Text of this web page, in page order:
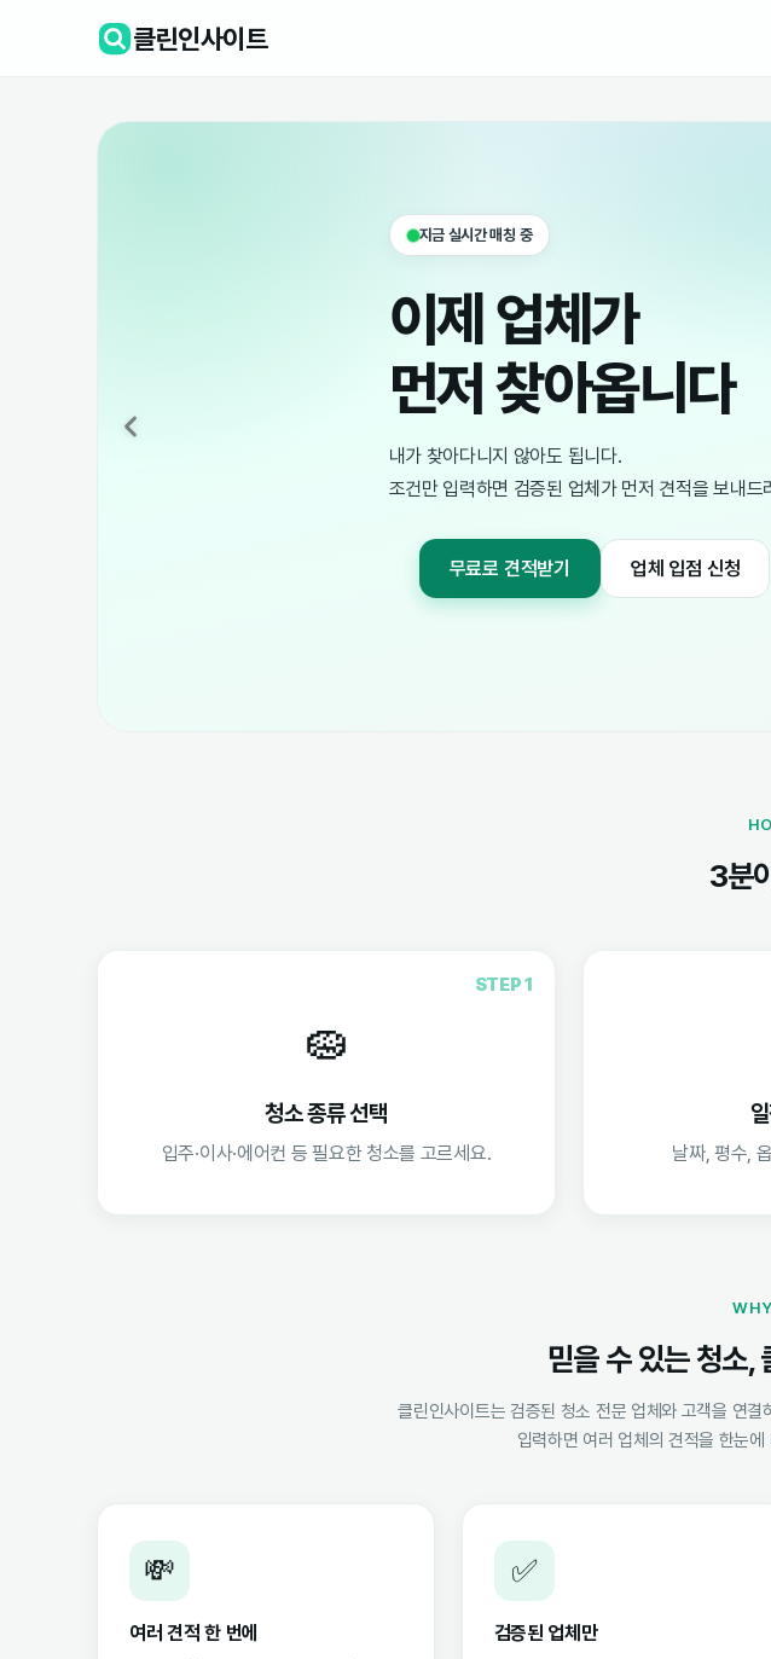
클린인사이트
이제
먼저
내가 찾아다니지
조건만 입력하면
무료로
3분
STEP 1
🧽
청소 종류 선택
입주·이사·에어컨 등 필요한 청소를 고르세요. 날짜, 평수,
믿을 수 있는 청소,
클린인사이트는 검증된 청소 전문 업체와 고객을 연
입력하면 여러 업체의 견적을 한눈
💸
여러 견적 한 번에
✅
검증된 업체만